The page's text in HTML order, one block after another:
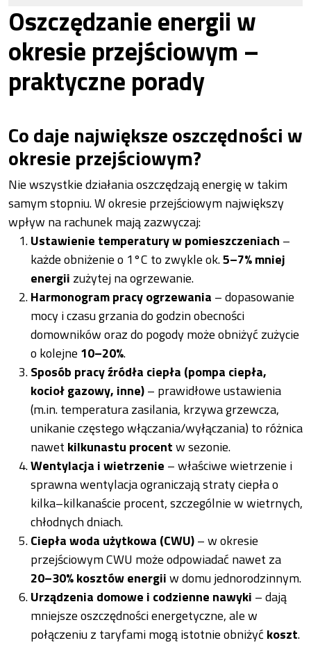
Oszczędzanie energii w
okresie przejściowym –
praktyczne porady
Co daje największe oszczędności w
okresie przejściowym?
Nie wszystkie działania oszczędzają energię w takim
samym stopniu. W okresie przejściowym największy
wpływ na rachunek mają zazwyczaj:
Ustawienie temperatury w pomieszczeniach –
każde obniżenie o 1°C to zwykle ok.5–7% mniej
energii zużytej na ogrzewanie.
Harmonogram pracy ogrzewania – dopasowanie
mocy i czasu grzania do godzin obecności
domowników oraz do pogody może obniżyć zużycie
o kolejne 10–20%.
Sposób pracy źródła ciepła (pompa ciepła,
kocioł gazowy, inne)– prawidłowe ustawienia
(m.in. temperatura zasilania, krzywa grzewcza,
unikanie częstego włączania/wyłączania) to różnica
nawet kilkunastu procentw sezonie.
Wentylacja i wietrzenie – właściwe wietrzenie i
sprawna wentylacja ograniczają straty ciepła o
kilka–kilkanaście procent, szczególnie w wietrnych,
chłodnych dniach.
Ciepła woda użytkowa (CWU)– w okresie
przejściowym CWU może odpowiadać nawet za
20–30% kosztów energiiw domu jednorodzinnym.
Urządzenia domowe i codzienne nawyki – dają
mniejsze oszczędności energetyczne, ale w
połączeniu z taryfami mogą istotnie obniżyćkoszt.